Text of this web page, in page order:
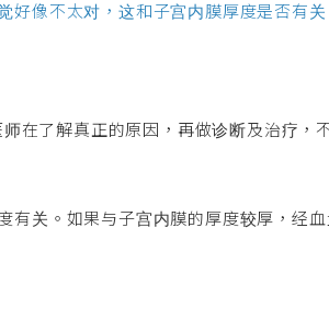
好像不太对，这和子宫内膜厚度是否有
在了解真正的原因，再做诊断及治疗，
有关。如果与子宫内膜的厚度较厚，经